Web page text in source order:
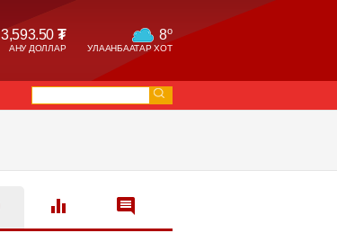
3,593.50 ₮
АНУ ДОЛЛАР
8o
УЛААНБААТАР ХОТ